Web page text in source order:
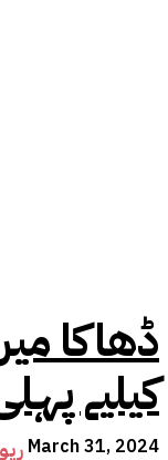
ڈھاکا
کیلیے
March 31, 2024